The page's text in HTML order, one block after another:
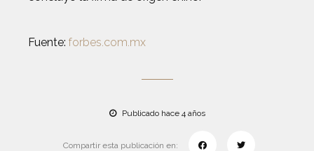
Fuente: forbes.com.mx
Publicado hace 4 años
Compartir esta publicación en: